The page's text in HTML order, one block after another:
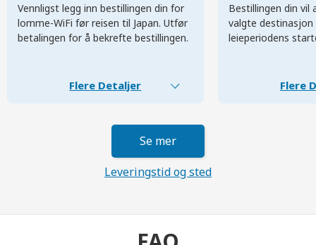
Vennligst legg inn bestillingen din for
lomme-WiFi før reisen til Japan. Utfør
betalingen for å bekrefte bestillingen.
Flere Detaljer
Bestillingen din vil
valgte destinasjon
leieperiodens
Flere
Se mer
Leveringstid og sted